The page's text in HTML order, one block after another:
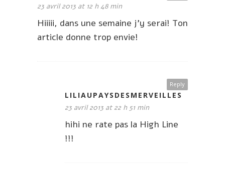
23 avril 2013 at 12 h 48 min
Hiiiii, dans une semaine j’y serai! Ton
article donne trop envie!
Reply
LILIAUPAYSDESMERVEILLES
23 avril 2013 at 22 h 51 min
hihi ne rate pas la High Line
!!!